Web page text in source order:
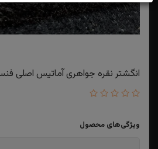
انگشتر نقره جواهری آماتیس اصلی
ویژگی‌های محصول